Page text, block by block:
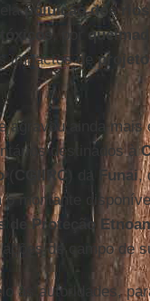
poluição dos rios
, por
impactos de
agravou ainda
destinados à
CGIIRC Funai,
o montante
de Proteção
ações de campo de
às autoridades,